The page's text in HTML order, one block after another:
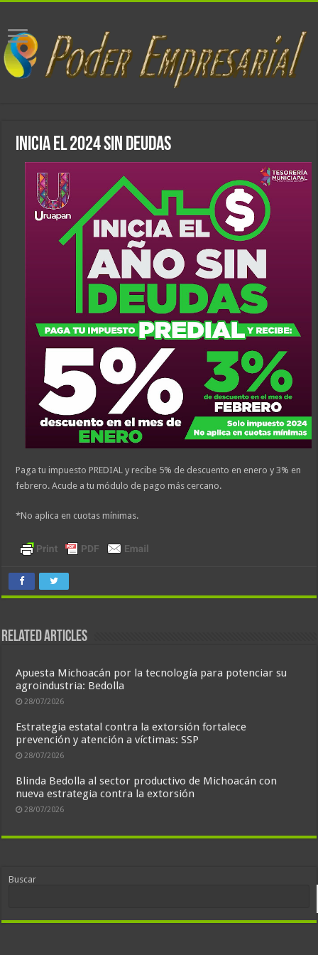
Inicia el 2024 sin deudas
Paga tu impuesto PREDIAL y recibe 5% de descuento en enero y 3% en
febrero. Acude a tu módulo de pago más cercano.
*No aplica en cuotas mínimas.
Related Articles
Apuesta Michoacán por la tecnología para potenciar su
agroindustria: Bedolla
28/07/2026
Estrategia estatal contra la extorsión fortalece
prevención y atención a víctimas: SSP
28/07/2026
Blinda Bedolla al sector productivo de Michoacán con
nueva estrategia contra la extorsión
28/07/2026
Buscar